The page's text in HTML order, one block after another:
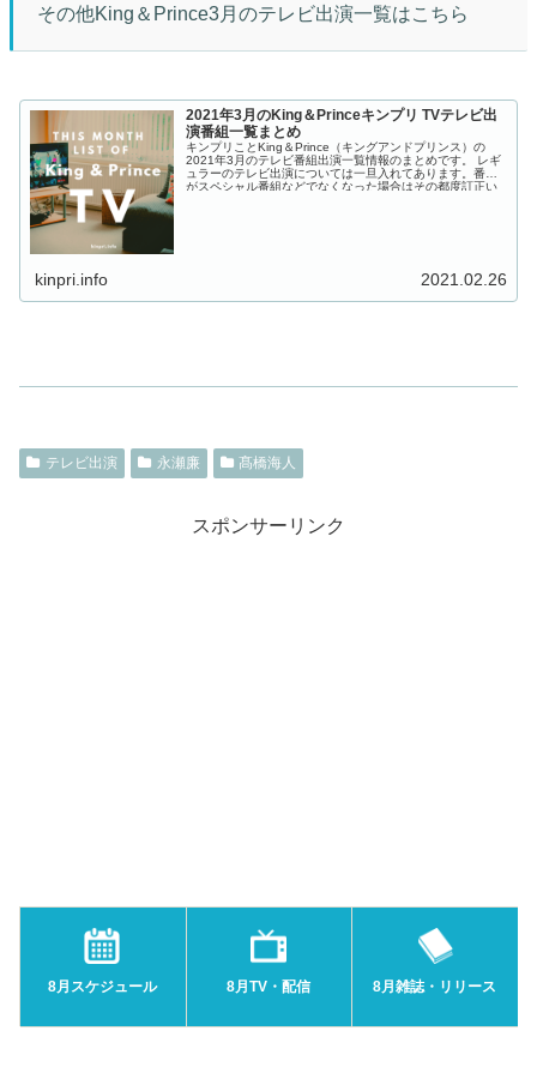
その他King＆Prince3月のテレビ出演一覧はこちら
2021年3月のKing＆Princeキンプリ TVテレビ出
演番組一覧まとめ
キンプリことKing＆Prince（キングアンドプリンス）の
2021年3月のテレビ番組出演一覧情報のまとめです。 レギ
ュラーのテレビ出演については一旦入れてあります。番組
がスペシャル番組などでなくなった場合はその都度訂正い
kinpri.info 2021.02.26
テレビ出演 永瀬廉 髙橋海人
スポンサーリンク
8月スケジュール 8月TV・配信 8月雑誌・リリース